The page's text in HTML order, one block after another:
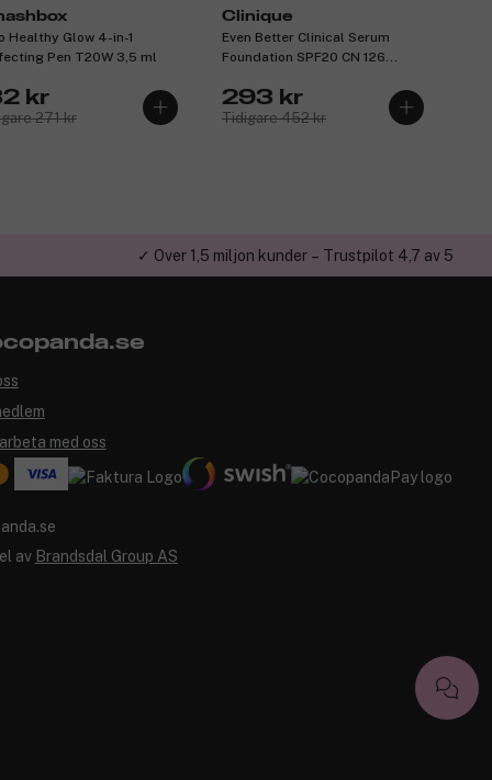
Healthy Glow 4-in-1
Pen T20W 3,5 ml
kr
271 kr
Clinique
Even Better Clinical Serum
Foundation SPF20 CN 126
293 kr
Tidigare 452 kr
✓ Över 1,5 miljon kunder – Trustpilot 4,7 av 5
med oss
av Brandsdal Group AS